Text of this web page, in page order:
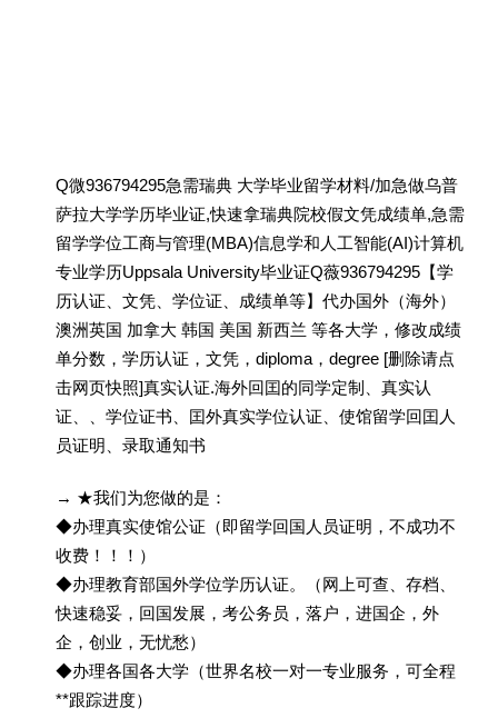
Q微936794295急需瑞典 大学毕业留学材料/加急做乌普
萨拉大学学历毕业证,快速拿瑞典院校假文凭成绩单,急需
留学学位工商与管理(MBA)信息学和人工智能(AI)计算机
专业学历Uppsala University毕业证Q薇936794295【学
历认证、文凭、学位证、成绩单等】代办国外（海外）
澳洲英国 加拿大 韩国 美国 新西兰 等各大学，修改成绩
单分数，学历认证，文凭，diploma，degree [删除请点
击网页快照]真实认证.海外回囯的同学定制、真实认
证、、学位证书、囯外真实学位认证、使馆留学回囯人
员证明、录取通知书
→ ★我们为您做的是：
◆办理真实使馆公证（即留学回国人员证明，不成功不
收费！！！）
◆办理教育部国外学位学历认证。（网上可查、存档、
快速稳妥，回国发展，考公务员，落户，进国企，外
企，创业，无忧愁）
◆办理各国各大学（世界名校一对一专业服务，可全程
**跟踪进度）